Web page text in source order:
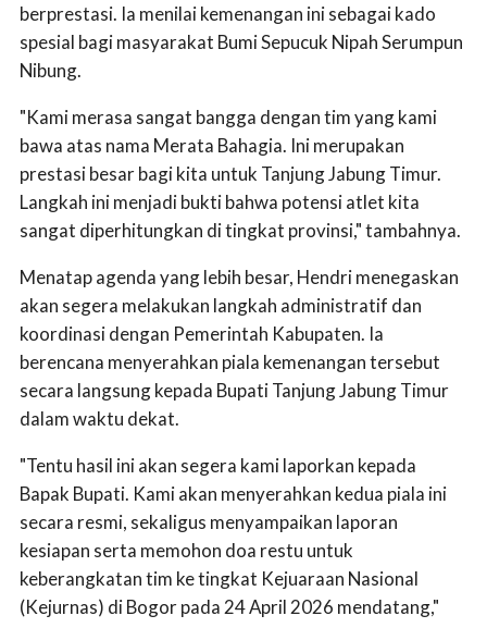
berprestasi. Ia menilai kemenangan ini sebagai kado
spesial bagi masyarakat Bumi Sepucuk Nipah Serumpun
Nibung.
"Kami merasa sangat bangga dengan tim yang kami
bawa atas nama Merata Bahagia. Ini merupakan
prestasi besar bagi kita untuk Tanjung Jabung Timur.
Langkah ini menjadi bukti bahwa potensi atlet kita
sangat diperhitungkan di tingkat provinsi," tambahnya.
Menatap agenda yang lebih besar, Hendri menegaskan
akan segera melakukan langkah administratif dan
koordinasi dengan Pemerintah Kabupaten. Ia
berencana menyerahkan piala kemenangan tersebut
secara langsung kepada Bupati Tanjung Jabung Timur
dalam waktu dekat.
"Tentu hasil ini akan segera kami laporkan kepada
Bapak Bupati. Kami akan menyerahkan kedua piala ini
secara resmi, sekaligus menyampaikan laporan
kesiapan serta memohon doa restu untuk
keberangkatan tim ke tingkat Kejuaraan Nasional
(Kejurnas) di Bogor pada 24 April 2026 mendatang,"